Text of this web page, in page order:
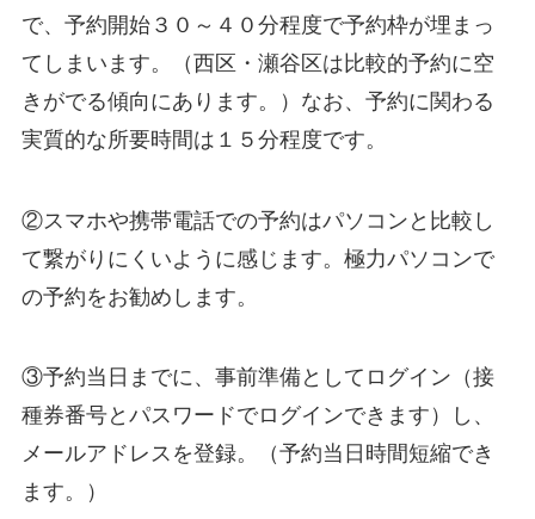
で、予約開始３０～４０分程度で予約枠が埋まっ
てしまいます。（西区・瀬谷区は比較的予約に空
きがでる傾向にあります。）なお、予約に関わる
実質的な所要時間は１５分程度です。
②スマホや携帯電話での予約はパソコンと比較し
て繋がりにくいように感じます。極力パソコンで
の予約をお勧めします。
③予約当日までに、事前準備としてログイン（接
種券番号とパスワードでログインできます）し、
メールアドレスを登録。（予約当日時間短縮でき
ます。）